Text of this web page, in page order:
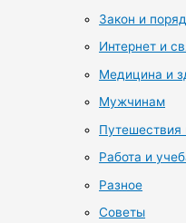
Закон и
Интернет и
Медицина и
Мужчинам
Путешествия
Работа и
Разное
Советы